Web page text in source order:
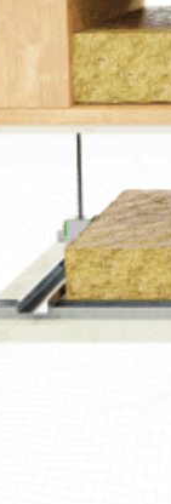
Sylomer® para
y elementos de
Kg. Se suministran